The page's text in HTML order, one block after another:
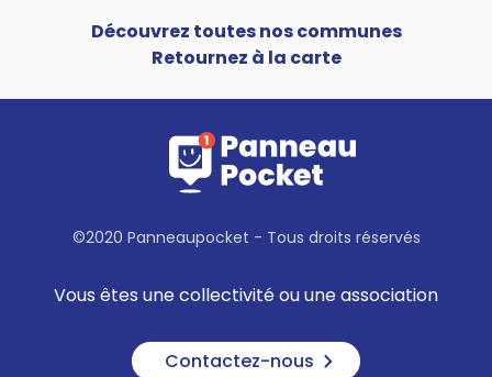
Découvrez toutes nos communes
Retournez à la carte
©2020 Panneaupocket - Tous droits réservés
Vous êtes une collectivité ou une association
Contactez-nous